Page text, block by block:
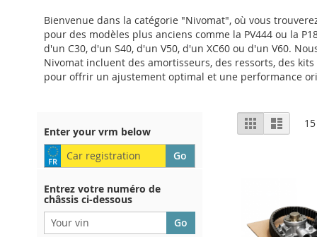
Bienvenue dans la catégorie "Nivomat", où vous
pour des modèles plus anciens comme la PV444 ou la
d'un C30, d'un S40, d'un V50, d'un XC60 ou d'un V60.
Nivomat incluent des amortisseurs, des ressorts, des
pour offrir un ajustement optimal et une performance
Afficher
en
GrilleListe 15
Enter your vrm below
Entrez votre numéro de
châssis ci-dessous